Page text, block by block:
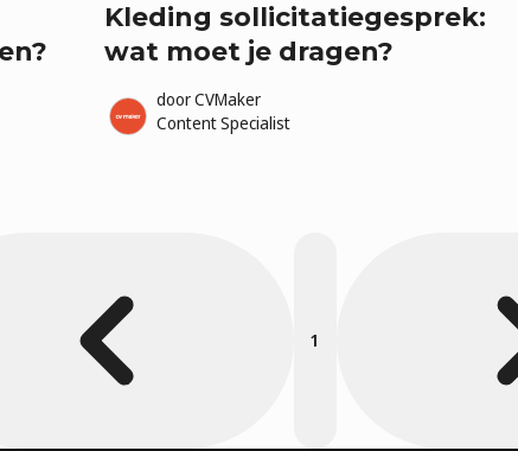
Kleding sollicitatiegesprek:
wat moet je dragen?
doorCVMaker
Content Specialist
1